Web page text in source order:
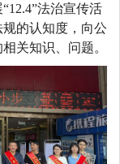
“12.4”法治宣传活
的认知度，向公
关知识、问题。